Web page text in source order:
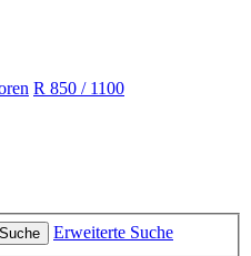
R 850 / 1100
Suche
Erweiterte Suche